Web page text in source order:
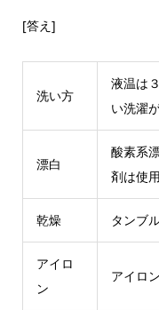
[答え]
洗い方
液温は
い洗濯
漂白
酸素系
剤は使
乾燥 タンブ
アイロ
ン
アイロ